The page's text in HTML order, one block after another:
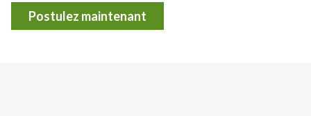
Postulez maintenant